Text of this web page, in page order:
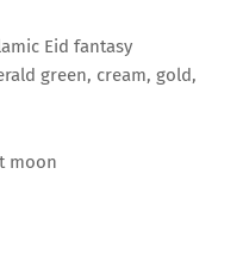
Eid fantasy
green, cream, gold,
moon